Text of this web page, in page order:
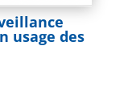
usage des